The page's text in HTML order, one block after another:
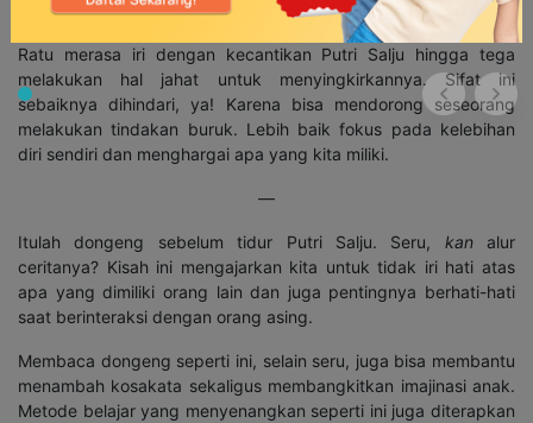
3. Hindari Iri Hati
Ratu merasa iri dengan kecantikan Putri Salju hingga tega
melakukan hal jahat untuk menyingkirkannya. Sifat ini
sebaiknya dihindari, ya! Karena bisa mendorong seseorang
melakukan tindakan buruk. Lebih baik fokus pada kelebihan
diri sendiri dan menghargai apa yang kita miliki.
—
Itulah dongeng sebelum tidur Putri Salju. Seru, kan alur
ceritanya? Kisah ini mengajarkan kita untuk tidak iri hati atas
apa yang dimiliki orang lain dan juga pentingnya berhati-hati
saat berinteraksi dengan orang asing.
Membaca dongeng seperti ini, selain seru, juga bisa membantu
menambah kosakata sekaligus membangkitkan imajinasi anak.
Metode belajar yang menyenangkan seperti ini juga diterapkan